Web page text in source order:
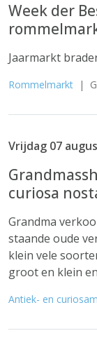
Week der
Jaarmarkt
Rommelmarkt |
Vrijdag 07
curiosa
Grandma
staande oude
klein vele
groot en klein
Antiek- en